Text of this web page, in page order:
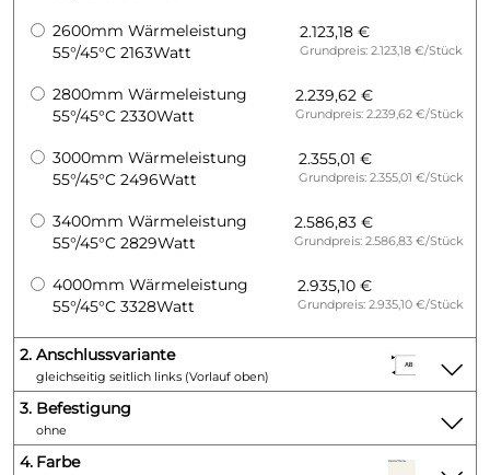
2600mm Wärmeleistung
55°/45°C 2163Watt
2.123,18 €
Grundpreis: 2.123,18 €/Stück
2800mm Wärmeleistung
55°/45°C 2330Watt
2.239,62 €
Grundpreis: 2.239,62 €/Stück
3000mm Wärmeleistung
55°/45°C 2496Watt
2.355,01 €
Grundpreis: 2.355,01 €/Stück
3400mm Wärmeleistung
55°/45°C 2829Watt
2.586,83 €
Grundpreis: 2.586,83 €/Stück
4000mm Wärmeleistung
55°/45°C 3328Watt
2.935,10 €
Grundpreis: 2.935,10 €/Stück
2. Anschlussvariante
gleichseitig seitlich links (Vorlauf oben)
3. Befestigung
ohne
4. Farbe